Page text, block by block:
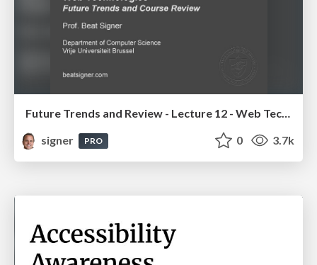
Future Trends and Review - Lecture 12 - Web Technologies (1019888BNR)
signer
PRO 0 3.7k